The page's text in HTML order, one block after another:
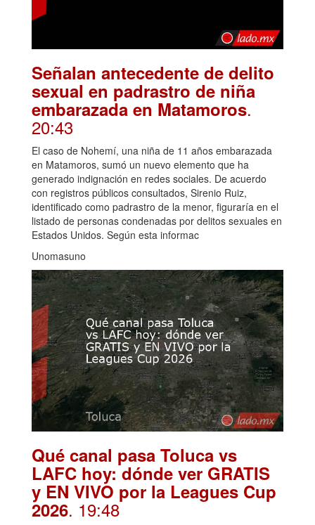
Señalan antecedente de delito
sexual en padrastro de niña
embarazada en Matamoros.
20:43
El caso de Nohemí, una niña de 11 años embarazada
en Matamoros, sumó un nuevo elemento que ha
generado indignación en redes sociales. De acuerdo
con registros públicos consultados, Sirenio Ruiz,
identificado como padrastro de la menor, figuraría en el
listado de personas condenadas por delitos sexuales en
Estados Unidos. Según esta informac
Unomasuno
Qué canal pasa Toluca vs
LAFC hoy: dónde ver GRATIS
y EN VIVO por la Leagues Cup
2026. 19:48